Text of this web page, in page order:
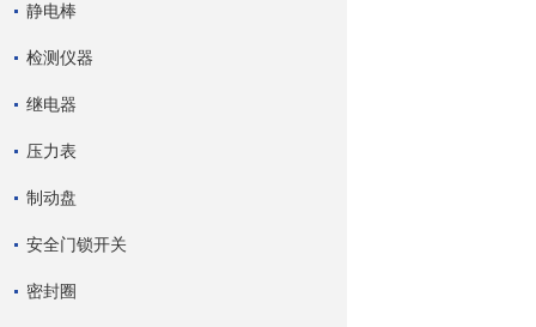
静电棒
检测仪器
继电器
压力表
制动盘
安全门锁开关
密封圈